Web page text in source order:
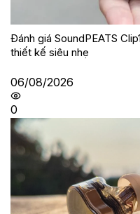
Đánh giá SoundPEATS
thiết kế siêu nhẹ
06/08/2026
0